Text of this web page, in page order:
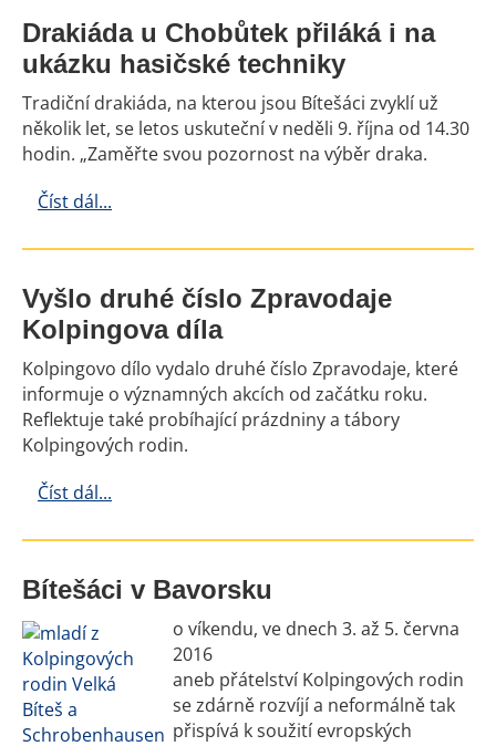
Drakiáda u Chobůtek přiláká i na
ukázku hasičské techniky
Tradiční drakiáda, na kterou jsou Bítešáci zvyklí už
několik let, se letos uskuteční v neděli 9. října od 14.30
hodin. „Zaměřte svou pozornost na výběr draka.
Číst dál...
Vyšlo druhé číslo Zpravodaje
Kolpingova díla
Kolpingovo dílo vydalo druhé číslo Zpravodaje, které
informuje o významných akcích od začátku roku.
Reflektuje také probíhající prázdniny a tábory
Kolpingových rodin.
Číst dál...
Bítešáci v Bavorsku
o víkendu, ve dnech 3. až 5. června
2016
aneb přátelství Kolpingových rodin
se zdárně rozvíjí a neformálně tak
přispívá k soužití evropských